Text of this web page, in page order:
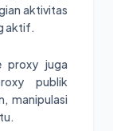
aktivitas
aktif.
proxy juga
publik
manipulasi